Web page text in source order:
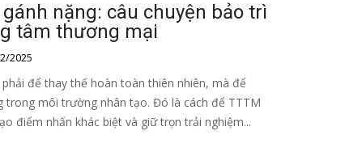
nặng: câu chuyện bảo trì
tâm thương mại
2025
để thay thế hoàn toàn thiên nhiên, mà để
trong môi trường nhân tạo. Đó là cách để TTTM
điểm nhấn khác biệt và giữ trọn trải nghiệm...